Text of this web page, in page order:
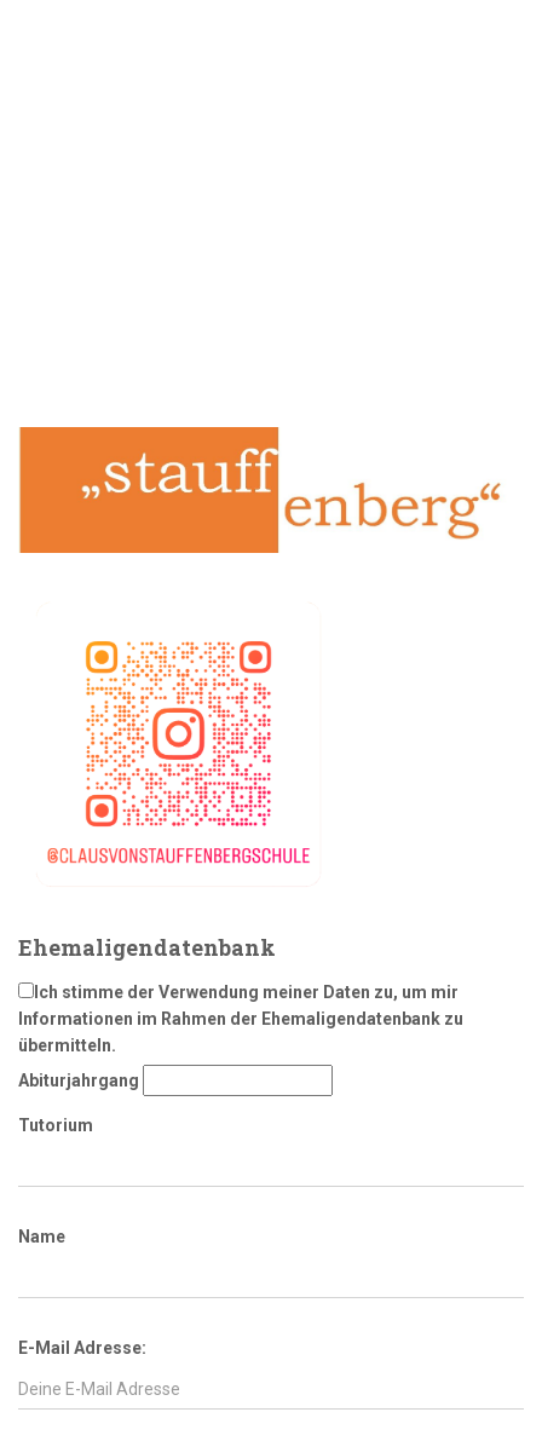
Ehemaligendatenbank
Ich stimme der Verwendung meiner Daten zu, um mir
Informationen im Rahmen der Ehemaligendatenbank zu
übermitteln.
Abiturjahrgang
Tutorium
Name
E-Mail Adresse: